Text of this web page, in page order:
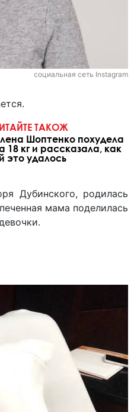
социальная сеть Instagram
ТАКОЖ
Шоптенко похудела
18 кг и рассказала, как
это удалось
Дубинского, родилась
мама поделилась